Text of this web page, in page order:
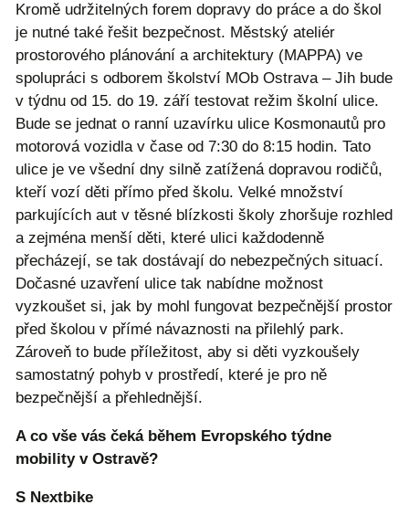
Kromě udržitelných forem dopravy do práce a do škol
je nutné také řešit bezpečnost. Městský ateliér
prostorového plánování a architektury (MAPPA) ve
spolupráci s odborem školství MOb Ostrava – Jih bude
v týdnu od 15. do 19. září testovat režim školní ulice.
Bude se jednat o ranní uzavírku ulice Kosmonautů pro
motorová vozidla v čase od 7:30 do 8:15 hodin. Tato
ulice je ve všední dny silně zatížená dopravou rodičů,
kteří vozí děti přímo před školu. Velké množství
parkujících aut v těsné blízkosti školy zhoršuje rozhled
a zejména menší děti, které ulici každodenně
přecházejí, se tak dostávají do nebezpečných situací.
Dočasné uzavření ulice tak nabídne možnost
vyzkoušet si, jak by mohl fungovat bezpečnější prostor
před školou v přímé návaznosti na přilehlý park.
Zároveň to bude příležitost, aby si děti vyzkoušely
samostatný pohyb v prostředí, které je pro ně
bezpečnější a přehlednější.
A co vše vás čeká během Evropského týdne
mobility v Ostravě?
S Nextbike